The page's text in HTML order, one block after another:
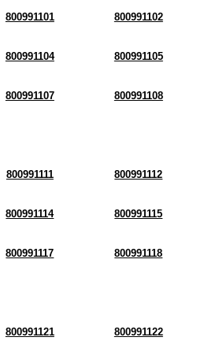
800991101 800991102
800991104 800991105
800991107 800991108
800991111 800991112
800991114 800991115
800991117 800991118
800991121 800991122